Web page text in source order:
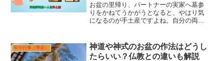
お盆の里帰り、パートナーの実家へ墓参
りをかねてうかがうとなると、やはり気
になるのが手土産ですよね。自分の両親
を用意したら喜んでもらえるだろ
う…？」と頭を悩ませてしまいます...
年中行事（季節）
神道や神式のお盆の作法はどうし
たらいい？仏教との違いも解説